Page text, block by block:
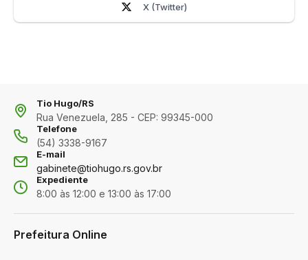
X (Twitter)
Tio Hugo/RS
Rua Venezuela, 285 - CEP: 99345-000
Telefone
(54) 3338-9167
E-mail
gabinete@tiohugo.rs.gov.br
Expediente
8:00 às 12:00 e 13:00 às 17:00
Prefeitura Online